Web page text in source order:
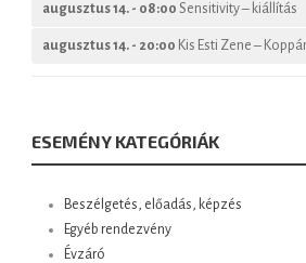
augusztus 14. - 08:00 Sensitivity – kiállítás
augusztus 14. - 20:00 Kis Esti Zene –
ESEMÉNY KATEGÓRIÁK
Beszélgetés, előadás, képzés
Egyéb rendezvény
Évzáró